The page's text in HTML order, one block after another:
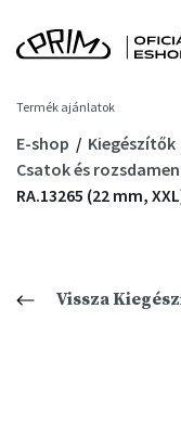
Termék ajánlatok
E-shop
Kiegészítők
Csatok és
RA.13265 (22 mm,
Vissza